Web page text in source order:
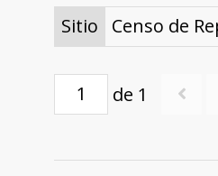
Sitio Censo de
de 1